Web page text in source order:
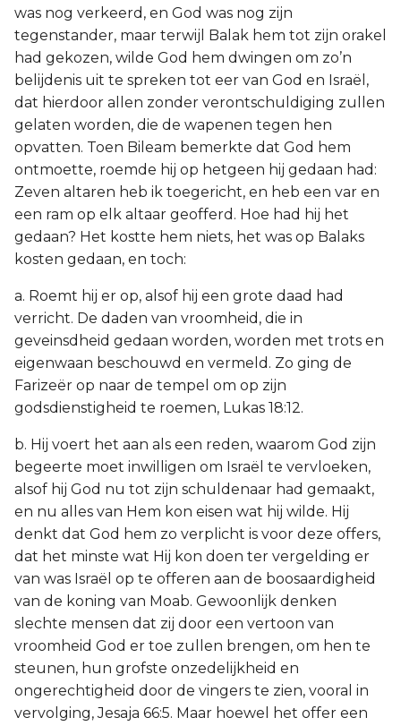
was nog verkeerd, en God was nog zijn
tegenstander, maar terwijl Balak hem tot zijn orakel
had gekozen, wilde God hem dwingen om zo’n
belijdenis uit te spreken tot eer van God en Israël,
dat hierdoor allen zonder verontschuldiging zullen
gelaten worden, die de wapenen tegen hen
opvatten. Toen Bileam bemerkte dat God hem
ontmoette, roemde hij op hetgeen hij gedaan had:
Zeven altaren heb ik toegericht, en heb een var en
een ram op elk altaar geofferd. Hoe had hij het
gedaan? Het kostte hem niets, het was op Balaks
kosten gedaan, en toch:
a. Roemt hij er op, alsof hij een grote daad had
verricht. De daden van vroomheid, die in
geveinsdheid gedaan worden, worden met trots en
eigenwaan beschouwd en vermeld. Zo ging de
Farizeër op naar de tempel om op zijn
godsdienstigheid te roemen, Lukas 18:12.
b. Hij voert het aan als een reden, waarom God zijn
begeerte moet inwilligen om Israël te vervloeken,
alsof hij God nu tot zijn schuldenaar had gemaakt,
en nu alles van Hem kon eisen wat hij wilde. Hij
denkt dat God hem zo verplicht is voor deze offers,
dat het minste wat Hij kon doen ter vergelding er
van was Israël op te offeren aan de boosaardigheid
van de koning van Moab. Gewoonlijk denken
slechte mensen dat zij door een vertoon van
vroomheid God er toe zullen brengen, om hen te
steunen, hun grofste onzedelijkheid en
ongerechtigheid door de vingers te zien, vooral in
vervolging, Jesaja 66:5. Maar hoewel het offer een